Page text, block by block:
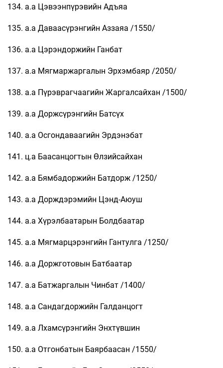
134. а.а Цэвээнпүрэвийн Адъяа
135. а.а Даваасүрэнгийн Аззаяа /1550/
136. а.а Цэрэндоржийн Ганбат
137. а.а Мягмаржаргалын Эрхэмбаяр /2050/
138. а.а Пүрэврагчаагийн Жаргалсайхан /1500/
139. а.а Доржсүрэнгийн Батсүх
140. а.а Осгондаваагийн Эрдэнэбат
141. ц.а Баасанцогтын Өлзийсайхан
142. а.а Бямбадоржийн Батдорж /1250/
143. а.а Дорждэрэмийн Цэнд-Аюуш
144. а.а Хүрэлбаатарын Болдбаатар
145. а.а Мягмарцэрэнгийн Гантулга /1250/
146. а.а Доржготовын Батбаатар
147. а.а Батжаргалын Чинбат /1400/
148. а.а Сандагдоржийн Галданцогт
149. а.а Лхамсүрэнгийн Энхтүвшин
150. а.а Отгонбатын Баярбаасан /1550/